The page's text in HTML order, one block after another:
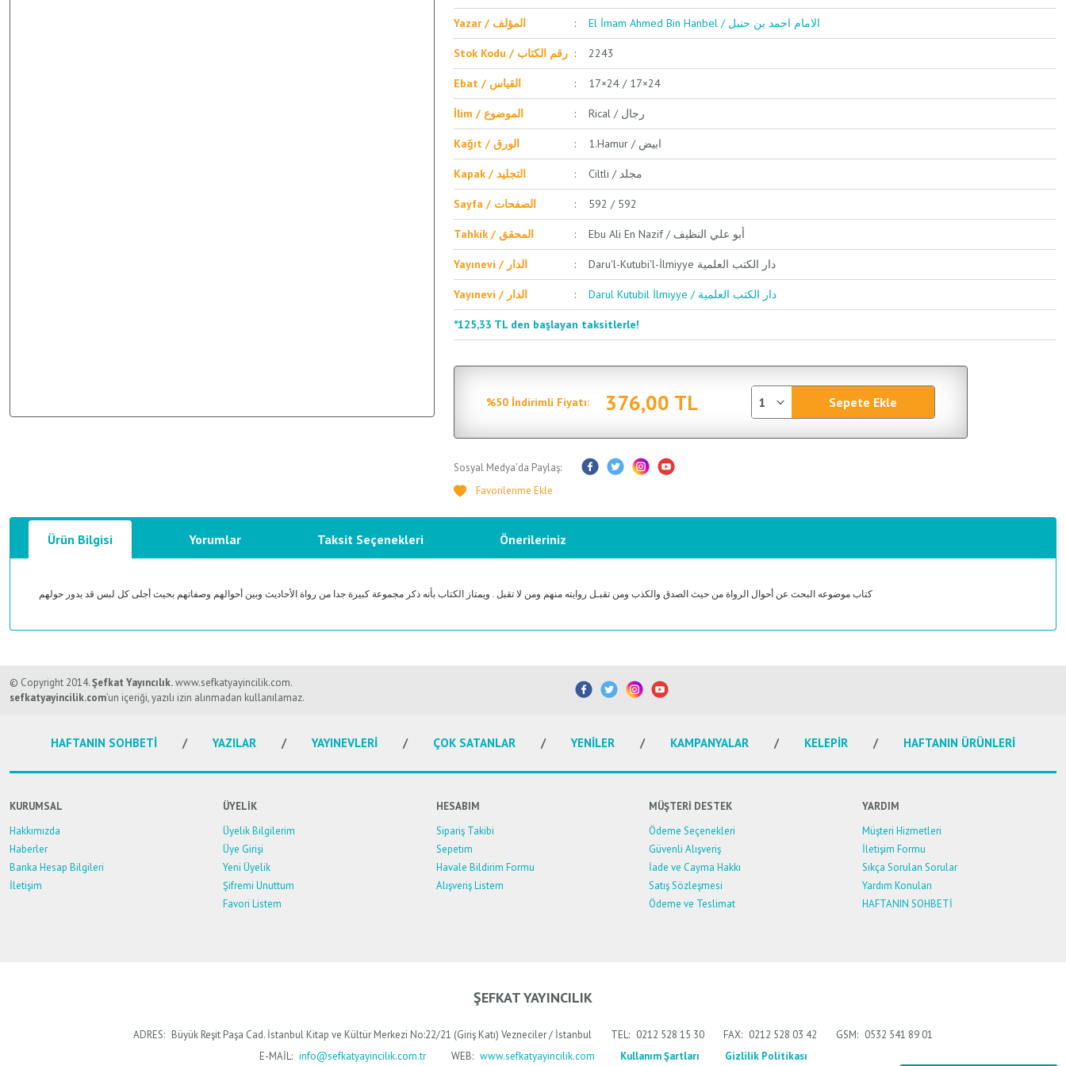
Yazar / المؤلف El İmam Ahmed Bin Hanbel / الامام احمد بن حنبل
Stok Kodu / رقم الكتاب 2243
Ebat / القياس 17×24 / 17×24
İlim / الموضوع Rical / رجال
Kağıt / الورق 1.Hamur / ابيض
Kapak / التجليد Ciltli / مجلد
Sayfa / الصفحات 592 / 592
Tahkik / المحقق Ebu Ali En Nazif / أبو علي النظيف
Yayınevi / الدار Daru'l-Kutubi'l-İlmiyye دار الكتب العلمية
Yayınevi / الدار Darul Kutubil İlmiyye / دار الكتب العلمية
*125,33 TL den başlayan taksitlerle!
%50 İndirimli Fiyatı: 376,00 TL Sepete Ekle
Sosyal Medya'da Paylaş:
Ürün Bilgisi Yorumlar Taksit Seçenekleri Önerileriniz
كتاب موضوعه البحث عن أحوال الرواة من حيث الصدق والكذب ومن تقبـل روايته منهم ومن لا تقبل . ويمتاز الكتاب بأنه ذكر مجموعة كبيرة جدا من رواة الأحاديث وبين أحوالهم وصفاتهم بحيث أجلى كل لبس قد يدور حولهم
Bu ürüne ilk yorumu siz yapın!
Yorum Yaz
Görüş ve önerileriniz için teşekkür ederiz.
Ürün açıklamasında eksik bilgiler bulunuyor.
Bu ürüne benzer farklı alternatifler olmalı.
© Copyright 2014.Şefkat Yayıncılık.www.sefkatyayincilik.com.
sefkatyayincilik.com’un içeriği, yazılı izin alınmadan kullanılamaz.
HAFTANIN SOHBETİ YAZILAR YAYINEVLERİ ÇOK SATANLAR YENİLER KAMPANYALAR KELEPİR HAFTANIN ÜRÜNLERİ
KURUMSAL
Hakkımızda
Haberler
Banka Hesap Bilgileri
İletişim
ÜYELİK
Üyelik Bilgilerim
Üye Girişi
Yeni Üyelik
Şifremi Unuttum
Favori Listem
HESABIM
Sipariş Takibi
Sepetim
Havale Bildirim Formu
Alışveriş Listem
MÜŞTERİ DESTEK
Ödeme Seçenekleri
Güvenli Alışveriş
İade ve Cayma Hakkı
Satış Sözleşmesi
Ödeme ve Teslimat
YARDIM
Müşteri Hizmetleri
İletişim Formu
Sıkça Sorulan Sorular
Yardım Konuları
HAFTANIN SOHBETİ
ŞEFKAT YAYINCILIK
ADRES: Büyük Reşit Paşa Cad. İstanbul Kitap ve Kültür Merkezi No:22/21 (Giriş Katı) Vezneciler / İstanbul TEL: 0212 528 15 30 FAX: 0212 528 03 42 GSM: 0532 541 89 01
E-MAİL: info@sefkatyayincilik.com.tr WEB: www.sefkatyayincilik.com Kullanım Şartları Gizlilik Politikası